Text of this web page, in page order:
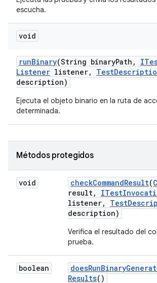
escucha.
void
runBinary(String binaryPath ,
Listener listener, Test
description)
Ejecuta el objeto binario en la ruta de
determinada.
Métodos protegidos
void checkCommandResult(
result, ITest
listener, Test
description)
Verifica el resultado del
prueba.
boolean doesRunBinary
Results()